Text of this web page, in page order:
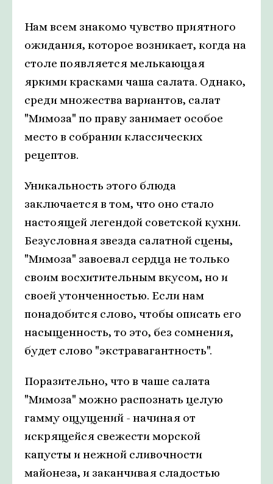
Нам всем знакомо чувство приятного
ожидания, которое возникает, когда на
столе появляется мелькающая
яркими красками чаша салата. Однако,
среди множества вариантов, салат
"Мимоза" по праву занимает особое
место в собрании классических
рецептов.
Уникальность этого блюда
заключается в том, что оно стало
настоящей легендой советской кухни.
Безусловная звезда салатной сцены,
"Мимоза" завоевал сердца не только
своим восхитительным вкусом, но и
своей утонченностью. Если нам
понадобится слово, чтобы описать его
насыщенность, то это, без сомнения,
будет слово "экстравагантность".
Поразительно, что в чаше салата
"Мимоза" можно распознать целую
гамму ощущений - начиная от
искрящейся свежести морской
капусты и нежной сливочности
майонеза, и заканчивая сладостью